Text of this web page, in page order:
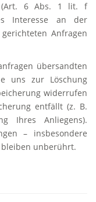
(Art. 6 Abs. 1 lit. f
Interesse an der
Anfragen
übersandten
uns zur Löschung
widerrufen
entfällt (z. B.
Ihres Anliegens).
– insbesondere
unberührt.